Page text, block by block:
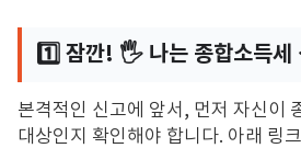
1️⃣ 잠깐! 🖐️ 나는 종합소득세
본격적인 신고에 앞서, 먼저 자신이
대상인지 확인해야 합니다. 아래 링